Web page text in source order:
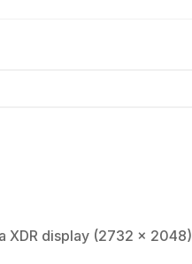
XDR display (2732 x 2048)